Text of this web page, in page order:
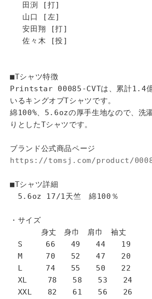
田渕 [打]
山口 [左]
安田翔 [打]
佐々木 [投]
■Tシャツ特徴
Printstar 00085-CVTは、累計1.4億
いるキングオブTシャツです。
綿100%、5.6ozの厚手生地なので、洗
りとしたTシャツです。
ブランド公式商品ページ
https://tomsj.com/product/
■Tシャツ詳細
5.6oz 17/1天竺 綿100％
・サイズ
身丈 身巾 肩巾 袖丈
S 66 49 44 19
M 70 52 47 20
L 74 55 50 22
XL 78 58 53 24
XXL 82 61 56 26